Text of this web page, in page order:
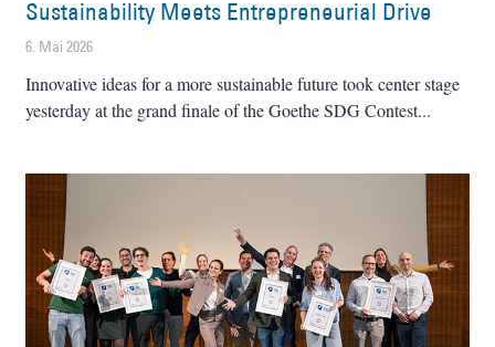
Sustainability Meets Entrepreneurial Drive
6. Mai 2026
Innovative ideas for a more sustainable future took center stage
yesterday at the grand finale of the Goethe SDG Contest